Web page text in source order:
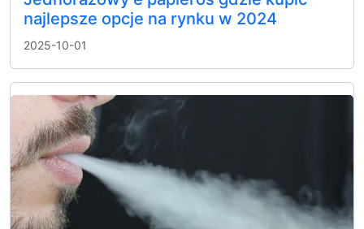
najlepsze opcje na rynku w 2024
2025-10-01